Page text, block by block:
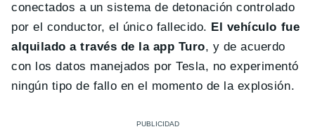
conectados a un sistema de detonación controlado
por el conductor, el único fallecido. El vehículo fue
alquilado a través de la app Turo, y de acuerdo
con los datos manejados por Tesla, no experimentó
ningún tipo de fallo en el momento de la explosión.